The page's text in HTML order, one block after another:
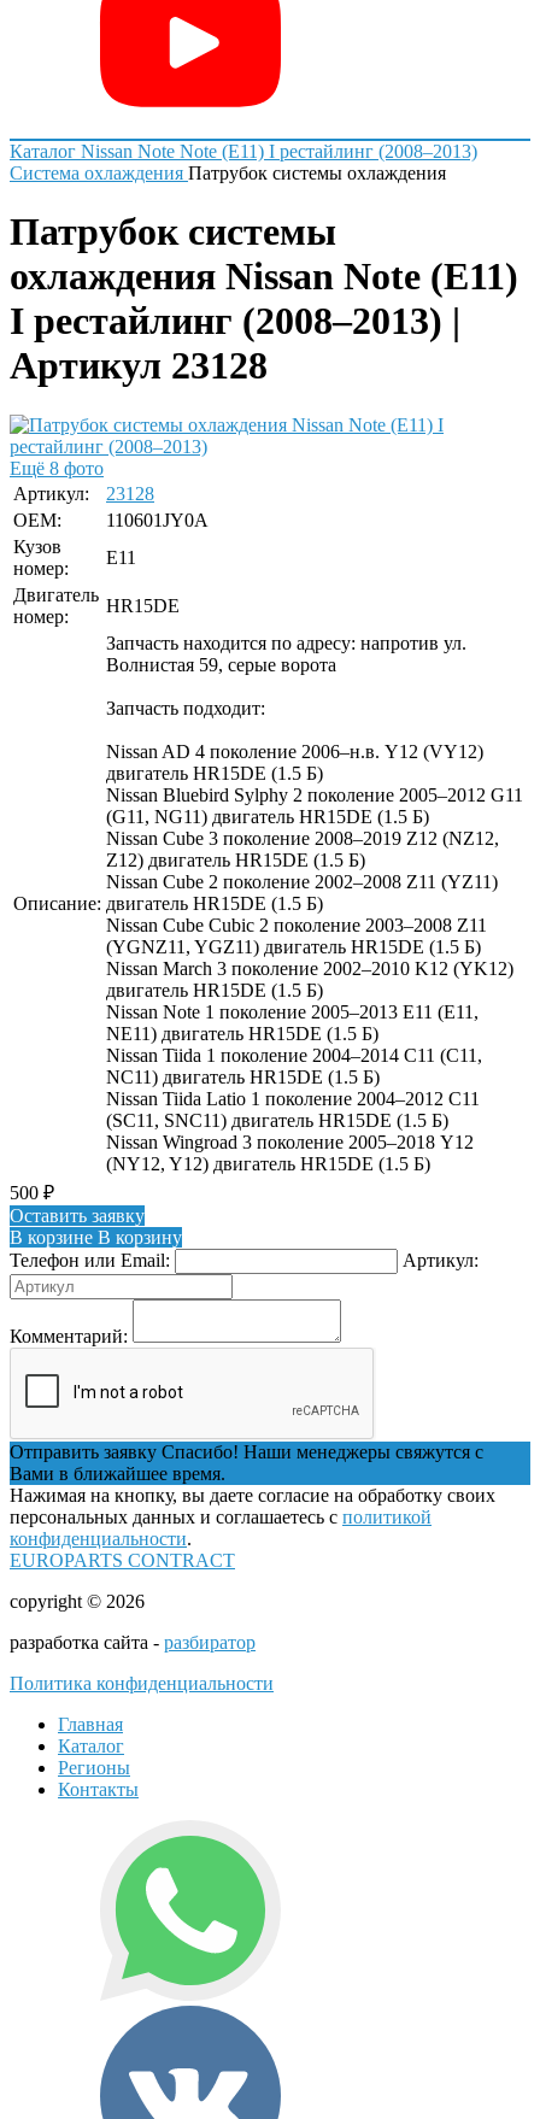
Каталог Nissan Note Note (E11) I рестайлинг (2008–2013)
Система охлаждения Патрубок системы охлаждения
Патрубок системы
охлаждения Nissan Note (E11)
I рестайлинг (2008–2013) |
Артикул 23128
Ещё 8 фото
Артикул:
23128
OEM:
110601JY0A
Кузов
номер:
E11
Двигатель
номер:
HR15DE
Описание:
Запчасть находится по адресу: напротив ул.
Волнистая 59, серые ворота
Запчасть подходит:
Nissan AD 4 поколение 2006–н.в. Y12 (VY12)
двигатель HR15DE (1.5 Б)
Nissan Bluebird Sylphy 2 поколение 2005–2012 G11
(G11, NG11) двигатель HR15DE (1.5 Б)
Nissan Cube 3 поколение 2008–2019 Z12 (NZ12,
Z12) двигатель HR15DE (1.5 Б)
Nissan Cube 2 поколение 2002–2008 Z11 (YZ11)
двигатель HR15DE (1.5 Б)
Nissan Cube Cubic 2 поколение 2003–2008 Z11
(YGNZ11, YGZ11) двигатель HR15DE (1.5 Б)
Nissan March 3 поколение 2002–2010 K12 (YK12)
двигатель HR15DE (1.5 Б)
Nissan Note 1 поколение 2005–2013 E11 (E11,
NE11) двигатель HR15DE (1.5 Б)
Nissan Tiida 1 поколение 2004–2014 C11 (C11,
NC11) двигатель HR15DE (1.5 Б)
Nissan Tiida Latio 1 поколение 2004–2012 C11
(SC11, SNC11) двигатель HR15DE (1.5 Б)
Nissan Wingroad 3 поколение 2005–2018 Y12
(NY12, Y12) двигатель HR15DE (1.5 Б)
500 ₽
Оставить заявку
В корзине В корзину
Телефон или Email:
Артикул:
Комментарий:
Отправить заявку Спасибо! Наши менеджеры свяжутся с
Вами в ближайшее время.
Нажимая на кнопку, вы даете согласие на обработку своих
персональных данных и соглашаетесь с политикой
конфиденциальности.
EUROPARTS CONTRACT
copyright © 2026
разработка сайта - разбиратор
Политика конфиденциальности
Главная
Каталог
Регионы
Контакты